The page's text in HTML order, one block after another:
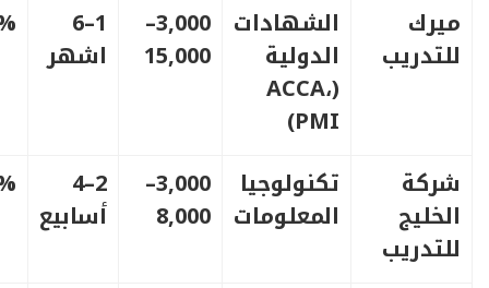
ميرك
للتدريب
الشهادات
الدولية
(ACCA،
PMI)
3,000–
15,000
1–6
اشهر
شركة
الخليج
للتدريب
تكنولوجيا
المعلومات
3,000–
8,000
2–4
أسابيع